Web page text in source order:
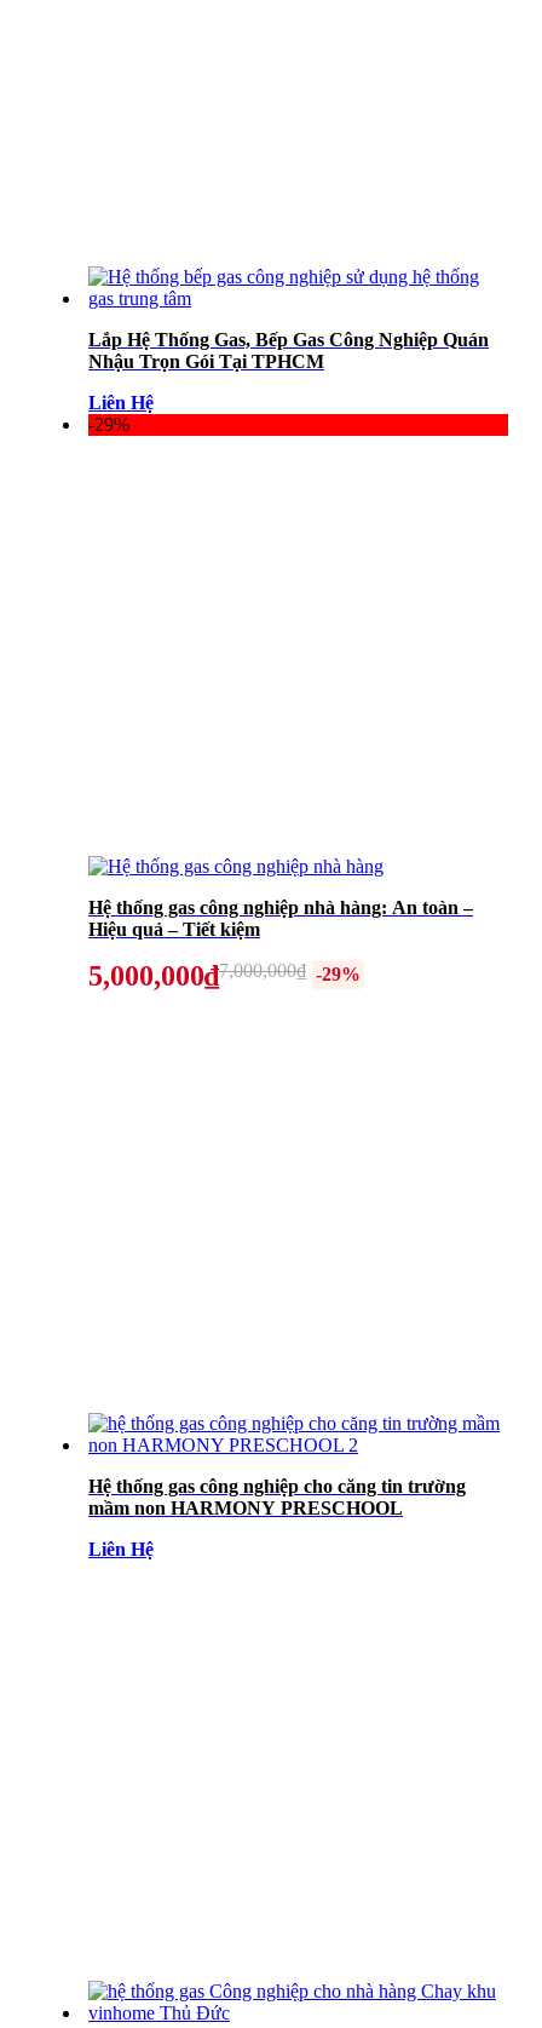
Lắp Hệ Thống Gas, Bếp Gas Công Nghiệp Quán
Nhậu Trọn Gói Tại TPHCM
Liên Hệ
-29%
Hệ thống gas công nghiệp nhà hàng: An toàn –
Hiệu quả – Tiết kiệm
5,000,000₫7,000,000₫ -29%
Hệ thống gas công nghiệp cho căng tin trường
mầm non HARMONY PRESCHOOL
Liên Hệ